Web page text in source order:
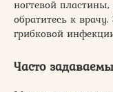
ногтевой
обратитесь к
грибковой
Часто